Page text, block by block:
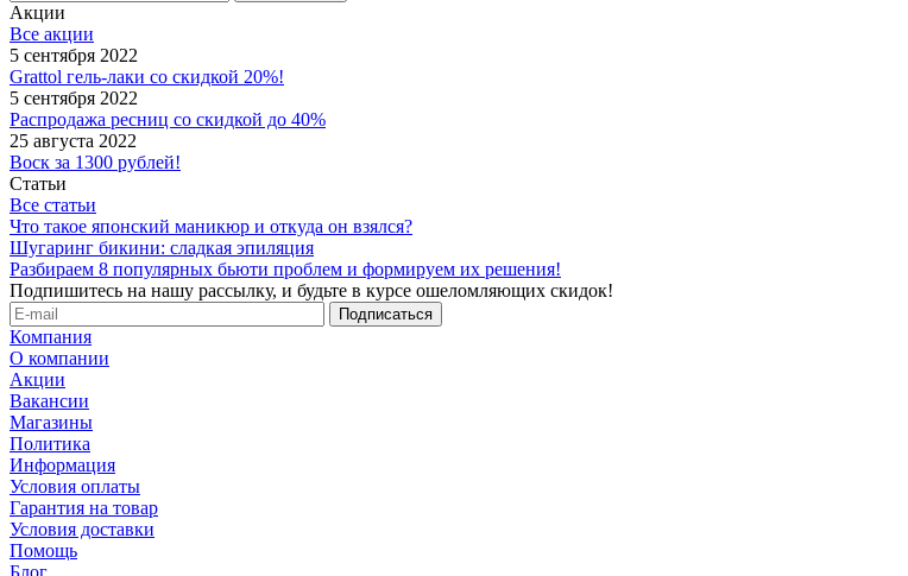
Акции
Все акции
5 сентября 2022
Grattol гель-лаки со скидкой 20%!
5 сентября 2022
Распродажа ресниц со скидкой до 40%
25 августа 2022
Воск за 1300 рублей!
Статьи
Все статьи
Что такое японский маникюр и откуда он взялся?
Шугаринг бикини: сладкая эпиляция
Разбираем 8 популярных бьюти проблем и формируем их решения!
Подпишитесь на нашу рассылку, и будьте в курсе ошеломляющих скидок!
Компания
О компании
Акции
Вакансии
Магазины
Политика
Информация
Условия оплаты
Гарантия на товар
Условия доставки
Помощь
Блог